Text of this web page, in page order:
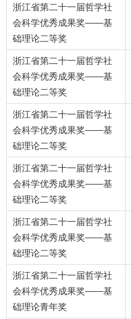
浙江省第二十一届哲学社
会科学优秀成果奖——基
础理论二等奖
浙江省第二十一届哲学社
会科学优秀成果奖——基
础理论二等奖
浙江省第二十一届哲学社
会科学优秀成果奖——基
础理论二等奖
浙江省第二十一届哲学社
会科学优秀成果奖——基
础理论二等奖
浙江省第二十一届哲学社
会科学优秀成果奖——基
础理论二等奖
浙江省第二十一届哲学社
会科学优秀成果奖——基
础理论青年奖